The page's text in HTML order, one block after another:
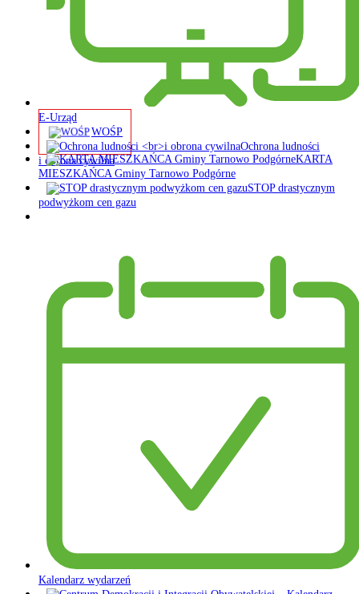
E-Urząd
WOŚP
Ochrona ludności
i obrona cywilna
KARTA
MIESZKAŃCA Gminy Tarnowo Podgórne
STOP drastycznym
podwyżkom cen gazu
Kalendarz wydarzeń